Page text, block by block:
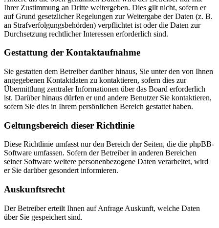
Ihrer Zustimmung an Dritte weitergeben. Dies gilt nicht, sofern er
auf Grund gesetzlicher Regelungen zur Weitergabe der Daten (z. B.
an Strafverfolgungsbehörden) verpflichtet ist oder die Daten zur
Durchsetzung rechtlicher Interessen erforderlich sind.
Gestattung der Kontaktaufnahme
Sie gestatten dem Betreiber darüber hinaus, Sie unter den von Ihnen
angegebenen Kontaktdaten zu kontaktieren, sofern dies zur
Übermittlung zentraler Informationen über das Board erforderlich
ist. Darüber hinaus dürfen er und andere Benutzer Sie kontaktieren,
sofern Sie dies in Ihrem persönlichen Bereich gestattet haben.
Geltungsbereich dieser Richtlinie
Diese Richtlinie umfasst nur den Bereich der Seiten, die die phpBB-
Software umfassen. Sofern der Betreiber in anderen Bereichen
seiner Software weitere personenbezogene Daten verarbeitet, wird
er Sie darüber gesondert informieren.
Auskunftsrecht
Der Betreiber erteilt Ihnen auf Anfrage Auskunft, welche Daten
über Sie gespeichert sind.